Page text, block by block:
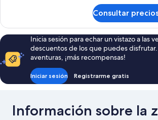
Deluxe,
piscina
privada,
vistas
al
Consultar
Inicia sesión para echar un vistazo a las
descuentos de los que puedes disfrutar.
aventuras, ¡más recompensas!
Iniciar sesión Registrarme gratis
Información sobre la